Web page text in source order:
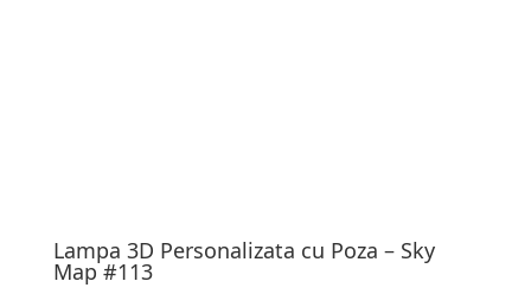
Lampa 3D Personalizata cu Poza – Sky
Map #113